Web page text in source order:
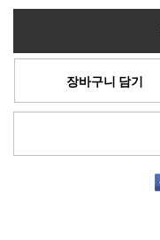
장바구니 담기